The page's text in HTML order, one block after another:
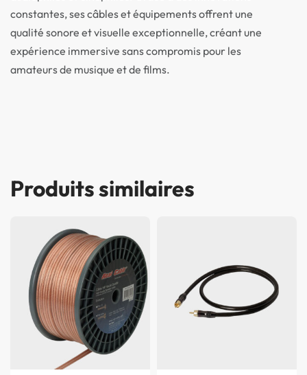
constantes, ses câbles et équipements offrent une
qualité sonore et visuelle exceptionnelle, créant une
expérience immersive sans compromis pour les
amateurs de musique et de films.
Produits similaires